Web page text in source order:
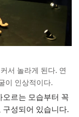
서 놀라게 된다. 연
이 인상적이다.
오르는 모습부터 꼭
성되어 있습니다.